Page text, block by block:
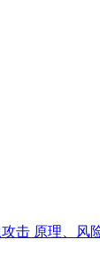
击 原理、风